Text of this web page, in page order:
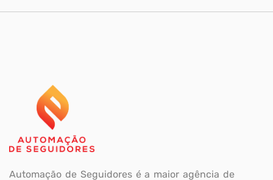
Automação de Seguidores é a maior agência de